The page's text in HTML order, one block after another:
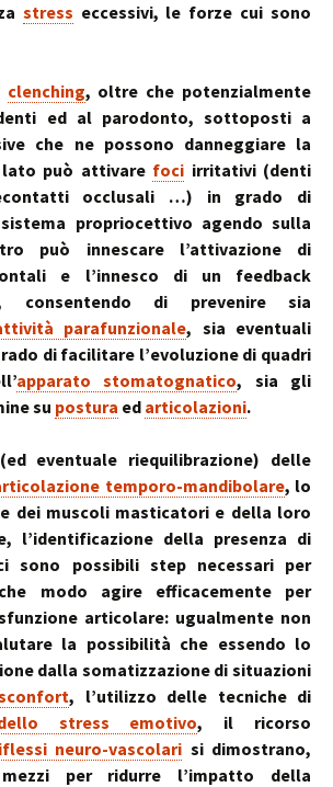
stress eccessivi, le forze cui sono
clenching, oltre che potenzialmente
ed al parodonto, sottoposti a
che ne possono danneggiare la
può attivare foci irritativi (denti
occlusali …) in grado di
propriocettivo agendo sulla
può innescare l’attivazione di
e l’innesco di un feedback
consentendo di prevenire sia
parafunzionale, sia eventuali
di facilitare l’evoluzione di quadri
apparato stomatognatico, sia gli
su postura ed articolazioni.
eventuale riequilibrazione) delle
temporo-mandibolare, lo
dei muscoli masticatori e della loro
l’identificazione della presenza di
sono possibili step necessari per
modo agire efficacemente per
articolare: ugualmente non
la possibilità che essendo lo
dalla somatizzazione di situazioni
, l’utilizzo delle tecniche di
stress emotivo, il ricorso
neuro-vascolari si dimostrano,
per ridurre l’impatto della